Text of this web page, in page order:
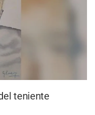
teniente